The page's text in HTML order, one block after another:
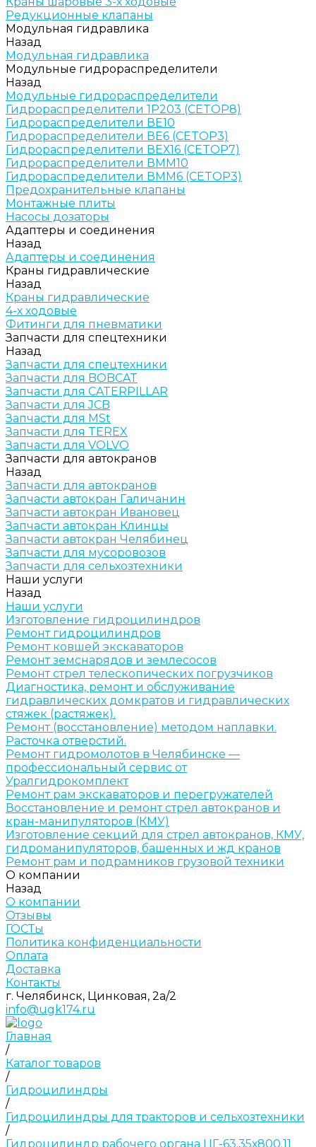
Редукционные клапаны
Модульная гидравлика
Назад
Модульная гидравлика
Модульные гидрораспределители
Назад
Модульные гидрораспределители
Гидрораспределители 1Р203 (CETOP8)
Гидрораспределители ВЕ10
Гидрораспределители ВЕ6 (CETOP3)
Гидрораспределители ВЕХ16 (CETOP7)
Гидрораспределители ВММ10
Гидрораспределители ВММ6 (CETOP3)
Предохранительные клапаны
Монтажные плиты
Насосы дозаторы
Адаптеры и соединения
Назад
Адаптеры и соединения
Краны гидравлические
Назад
Краны гидравлические
4-х ходовые
Фитинги для пневматики
Запчасти для спецтехники
Назад
Запчасти для спецтехники
Запчасти для BOBCAT
Запчасти для CATERPILLAR
Запчасти для JCB
Запчасти для MSt
Запчасти для TEREX
Запчасти для VOLVO
Запчасти для автокранов
Назад
Запчасти для автокранов
Запчасти автокран Галичанин
Запчасти автокран Ивановец
Запчасти автокран Клинцы
Запчасти автокран Челябинец
Запчасти для мусоровозов
Запчасти для сельхозтехники
Наши услуги
Назад
Наши услуги
Изготовление гидроцилиндров
Ремонт гидроцилиндров
Ремонт ковшей экскаваторов
Ремонт земснарядов и землесосов
Ремонт стрел телескопических погрузчиков
Диагностика, ремонт и обслуживание
гидравлических домкратов и гидравлических
стяжек (растяжек).
Ремонт (восстановление) методом наплавки.
Расточка отверстий.
Ремонт гидромолотов в Челябинске —
профессиональный сервис от
Уралгидрокомплект
Ремонт рам экскаваторов и перегружателей
Восстановление и ремонт стрел автокранов и
кран-манипуляторов (КМУ)
Изготовление секций для стрел автокранов, КМУ,
гидроманипуляторов, башенных и жд кранов
Ремонт рам и подрамников грузовой техники
О компании
Назад
О компании
Отзывы
ГОСТы
Политика конфиденциальности
Оплата
Доставка
Контакты
г. Челябинск, Цинковая, 2а/2
info@ugk174.ru
Главная
/
Каталог товаров
/
Гидроцилиндры
/
Гидроцилиндры для тракторов и сельхозтехники
/
Гидроцилиндр рабочего органа ЦГ-63.35х800.11